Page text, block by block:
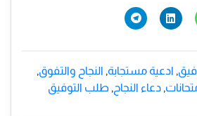
, ادعية مستجابة, النجاح والتفوق,
, دعاء النجاح , طلب التوفيق